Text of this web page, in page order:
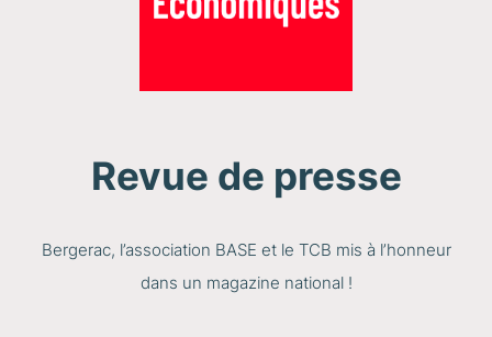
Revue de presse
Bergerac, l’association BASE et le TCB mis à l’honneur
dans un magazine national !